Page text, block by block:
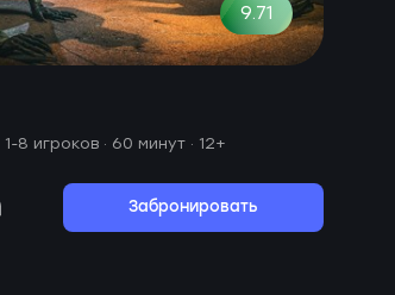
9.71
1-8 игроков · 60 минут · 12+
Забронировать